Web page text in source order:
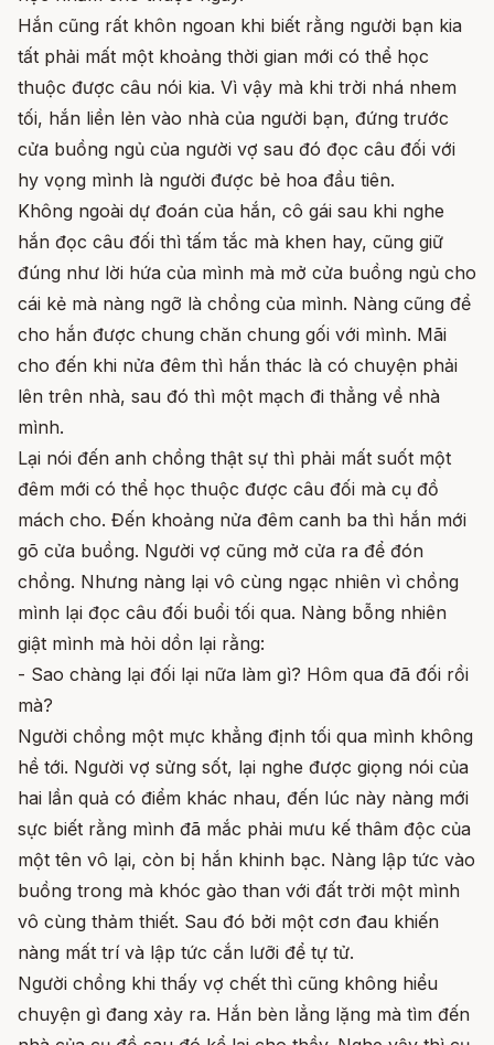
Hắn cũng rất khôn ngoan khi biết rằng người bạn kia
tất phải mất một khoảng thời gian mới có thể học
thuộc được câu nói kia. Vì vậy mà khi trời nhá nhem
tối, hắn liền lẻn vào nhà của người bạn, đứng trước
cửa buồng ngủ của người vợ sau đó đọc câu đối với
hy vọng mình là người được bẻ hoa đầu tiên.
Không ngoài dự đoán của hắn, cô gái sau khi nghe
hắn đọc câu đối thì tấm tắc mà khen hay, cũng giữ
đúng như lời hứa của mình mà mở cửa buồng ngủ cho
cái kẻ mà nàng ngỡ là chồng của mình. Nàng cũng để
cho hắn được chung chăn chung gối với mình. Mãi
cho đến khi nửa đêm thì hắn thác là có chuyện phải
lên trên nhà, sau đó thì một mạch đi thẳng về nhà
mình.
Lại nói đến anh chồng thật sự thì phải mất suốt một
đêm mới có thể học thuộc được câu đối mà cụ đồ
mách cho. Đến khoảng nửa đêm canh ba thì hắn mới
gõ cửa buồng. Người vợ cũng mở cửa ra để đón
chồng. Nhưng nàng lại vô cùng ngạc nhiên vì chồng
mình lại đọc câu đối buổi tối qua. Nàng bỗng nhiên
giật mình mà hỏi dồn lại rằng:
- Sao chàng lại đối lại nữa làm gì? Hôm qua đã đối rồi
mà?
Người chồng một mực khẳng định tối qua mình không
hề tới. Người vợ sửng sốt, lại nghe được giọng nói của
hai lần quả có điểm khác nhau, đến lúc này nàng mới
sực biết rằng mình đã mắc phải mưu kế thâm độc của
một tên vô lại, còn bị hắn khinh bạc. Nàng lập tức vào
buồng trong mà khóc gào than với đất trời một mình
vô cùng thảm thiết. Sau đó bởi một cơn đau khiến
nàng mất trí và lập tức cắn lưỡi để tự tử.
Người chồng khi thấy vợ chết thì cũng không hiểu
chuyện gì đang xảy ra. Hắn bèn lẳng lặng mà tìm đến